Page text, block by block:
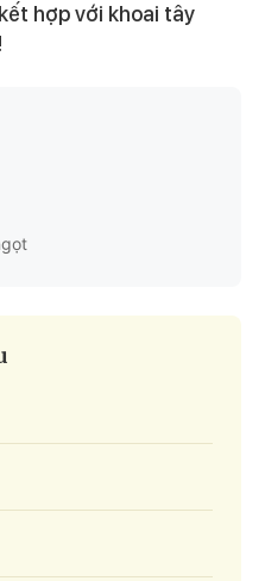
hợp với khoai tây